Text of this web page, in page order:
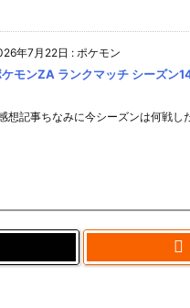
年7月22日 : ポケモン
ケモンZA ランクマッチ シーズン
想記事ちなみに今シーズンは何戦し
